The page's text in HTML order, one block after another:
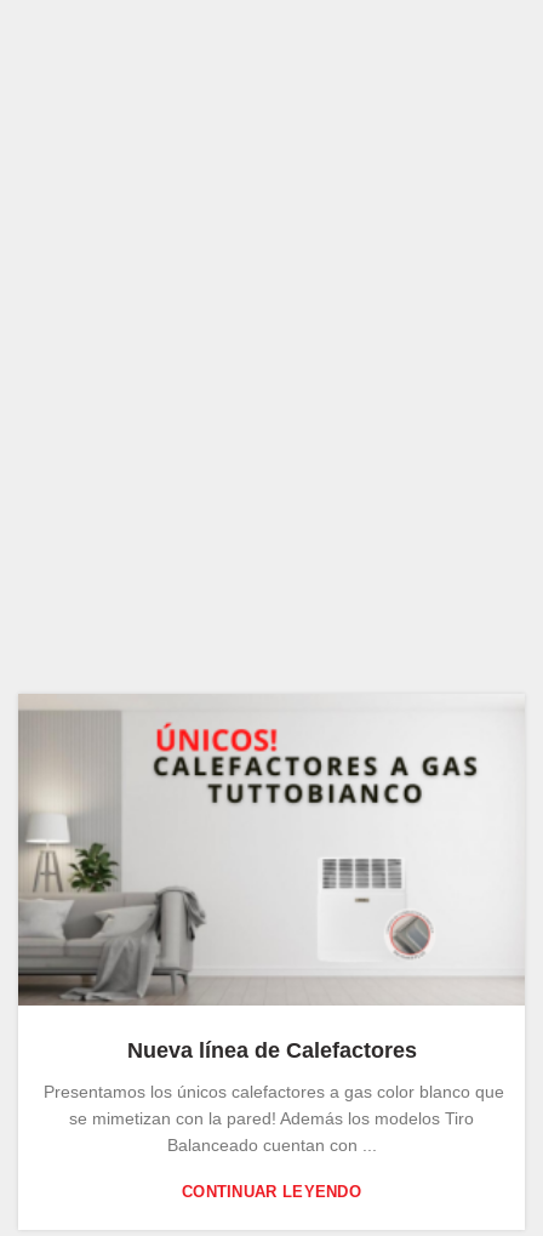
Nueva línea de Calefactores
Presentamos los únicos calefactores a gas color blanco que
se mimetizan con la pared! Además los modelos Tiro
Balanceado cuentan con ...
CONTINUAR LEYENDO